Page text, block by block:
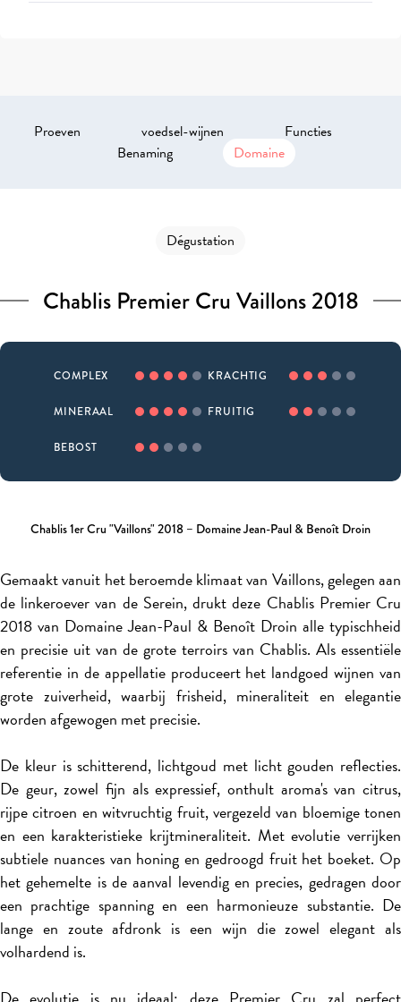
Proeven voedsel-wijnen
Functies
Benaming
Domaine
Dégustation
Chablis Premier Cru Vaillons 2018
COMPLEX KRACHTIG
MINERAAL FRUITIG
BEBOST
Chablis 1er Cru "Vaillons" 2018 – Domaine Jean-Paul & Benoît Droin
Gemaakt vanuit het beroemde klimaat van Vaillons, gelegen aan
de linkeroever van de Serein, drukt deze Chablis Premier Cru
2018 van Domaine Jean-Paul & Benoît Droin alle typischheid
en precisie uit van de grote terroirs van Chablis. Als essentiële
referentie in de appellatie produceert het landgoed wijnen van
grote zuiverheid, waarbij frisheid, mineraliteit en elegantie
worden afgewogen met precisie.
De kleur is schitterend, lichtgoud met licht gouden reflecties.
De geur, zowel fijn als expressief, onthult aroma's van citrus,
rijpe citroen en witvruchtig fruit, vergezeld van bloemige tonen
en een karakteristieke krijtmineraliteit. Met evolutie verrijken
subtiele nuances van honing en gedroogd fruit het boeket. Op
het gehemelte is de aanval levendig en precies, gedragen door
een prachtige spanning en een harmonieuze substantie. De
lange en zoute afdronk is een wijn die zowel elegant als
volhardend is.